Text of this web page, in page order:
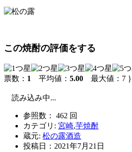
この焼酎の評価をする
票数： 1 平均値： 5.00 最大値：7 ｝
読み込み中...
参照数： 462 回
カテゴリ: 宮崎,芋焼酎
蔵元: 松の露酒造
投稿日： 2021年7月21日